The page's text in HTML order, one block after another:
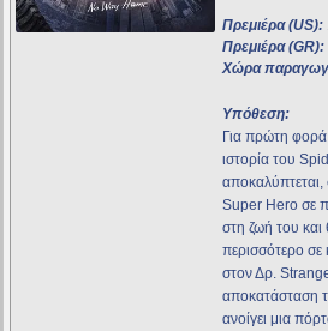
Πρεμιέρα (US):
Πρεμιέρα (GR):
Χώρα
Υπόθεση:
Για πρώτη φορά
ιστορία του
αποκαλύπτεται,
Super Hero σε
στη ζωή του
περισσότερο σε
στον Δρ.
αποκατάσταση
ανοίγει μια